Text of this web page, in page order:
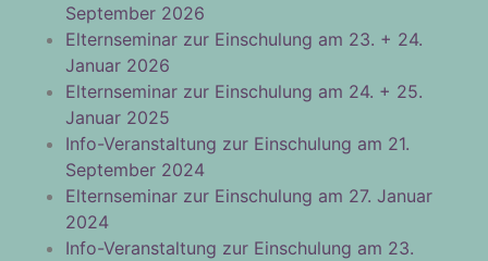
September 2026
Elternseminar zur Einschulung am 23. + 24.
Januar 2026
Elternseminar zur Einschulung am 24. + 25.
Januar 2025
Info-Veranstaltung zur Einschulung am 21.
September 2024
Elternseminar zur Einschulung am 27. Januar
2024
Info-Veranstaltung zur Einschulung am 23.